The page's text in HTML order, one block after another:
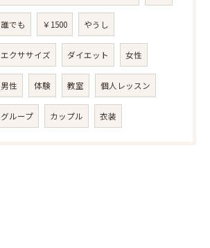
誰でも ￥1500 やうし
エクササイズ ダイエット 女性
男性 体験 教室 個人レッスン
グループ カップル 衣装